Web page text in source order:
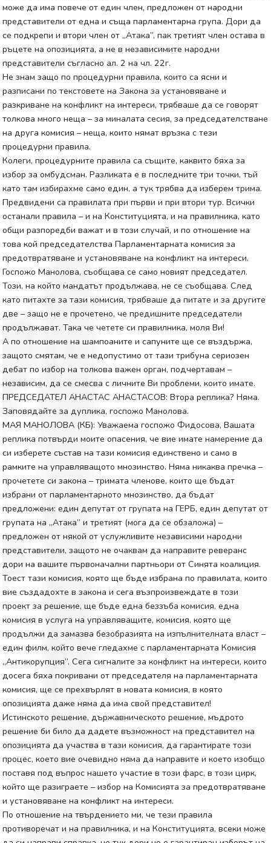
може да има повече от един член, предложен от народни
представители от една и съща парламентарна група. Дори да
се подкрепи и втори член от „Атака”, пак третият член остава в
ръцете на опозицията, а не в независимите народни
представители съгласно ал. 2 на чл. 22г.
Не знам защо по процедурни правила, които са ясни и
разписани по текстовете на Закона за установяване и
разкриване на конфликт на интереси, трябваше да се говорят
толкова много неща – за миналата сесия, за председателстване
на друга комисия – неща, които нямат връзка с тези
процедурни правила.
Колеги, процедурните правила са същите, каквито бяха за
избор за омбудсман. Разликата е в последните три точки, тъй
като там избирахме само един, а тук трябва да изберем трима.
Предвидени са правилата при първи и при втори тур. Всички
останали правила – и на Конституцията, и на правилника, като
общи разпоредби важат и в този случай, и по отношение на
това кой председателства Парламентарната комисия за
предотвратяване и установяване на конфликт на интереси.
Госпожо Манолова, съобщава се само новият председател.
Този, на който мандатът продължава, не се съобщава. След
като питахте за тази комисия, трябваше да питате и за другите
две – защо не е прочетено, че предишните председатели
продължават. Така че четете си правилника, моля Ви!
А по отношение на шампоаните и сапуните ще се въздържа,
защото смятам, че е недопустимо от тази трибуна сериозен
дебат по избор на толкова важен орган, подчертавам –
независим, да се смесва с личните Ви проблеми, които имате.
ПРЕДСЕДАТЕЛ АНАСТАС АНАСТАСОВ: Втора реплика? Няма.
Заповядайте за дуплика, госпожо Манолова.
МАЯ МАНОЛОВА (КБ): Уважаема госпожо Фидосова, Вашата
реплика потвърди моите опасения, че вие имате намерение да
си изберете състав на тази комисия единствено и само в
рамките на управляващото мнозинство. Няма никаква пречка –
прочетете си закона – тримата членове, които ще бъдат
избрани от парламентарното мнозинство, да бъдат
предложени: един депутат от групата на ГЕРБ, един депутат от
групата на „Атака” и третият (мога да се обзаложа) –
предложен от някой от услужливите независими народни
представители, защото не очаквам да направите реверанс
дори на вашите първоначални партньори от Синята коалиция.
Тоест тази комисия, която ще бъде избрана по правилата, които
вие създадохте в закона и сега възпроизвеждате в този
проект за решение, ще бъде една беззъба комисия, една
комисия в услуга на управляващите, комисия, която ще
продължи да замазва безобразията на изпълнителната власт –
един филм, който вече гледахме с парламентарната Комисия
„Антикорупция”. Сега сигналите за конфликт на интереси, които
досега бяха покривани от председателя на парламентарната
комисия, ще се прехвърлят в новата комисия, в която
опозицията даже няма да има свой представител!
Истинското решение, държавническото решение, мъдрото
решение би било да дадете възможност на представител на
опозицията да участва в тази комисия, да гарантирате този
процес, което вие очевидно няма да направите и което изобщо
поставя под въпрос нашето участие в този фарс, в този цирк,
който ще разиграете – избор на Комисията за предотвратяване
и установяване на конфликт на интереси.
По отношение на твърдението ми, че тези правила
противоречат и на правилника, и на Конституцията, всеки може